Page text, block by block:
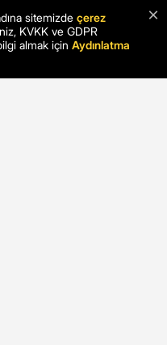
×
sitemizde çerez
KVKK ve GDPR
almak için Aydınlatma